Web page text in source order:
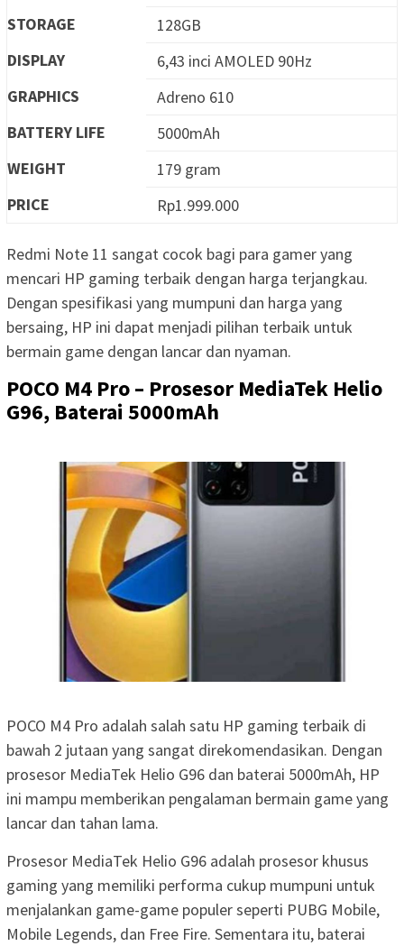
STORAGE
128GB
DISPLAY
6,43 inci AMOLED 90Hz
GRAPHICS
Adreno 610
BATTERY LIFE
5000mAh
WEIGHT
179 gram
PRICE
Rp1.999.000
Redmi Note 11 sangat cocok bagi para gamer yang
mencari HP gaming terbaik dengan harga terjangkau.
Dengan spesifikasi yang mumpuni dan harga yang
bersaing, HP ini dapat menjadi pilihan terbaik untuk
bermain game dengan lancar dan nyaman.
POCO M4 Pro – Prosesor MediaTek Helio
G96, Baterai 5000mAh
POCO M4 Pro adalah salah satu HP gaming terbaik di
bawah 2 jutaan yang sangat direkomendasikan. Dengan
prosesor MediaTek Helio G96 dan baterai 5000mAh, HP
ini mampu memberikan pengalaman bermain game yang
lancar dan tahan lama.
Prosesor MediaTek Helio G96 adalah prosesor khusus
gaming yang memiliki performa cukup mumpuni untuk
menjalankan game-game populer seperti PUBG Mobile,
Mobile Legends, dan Free Fire. Sementara itu, baterai